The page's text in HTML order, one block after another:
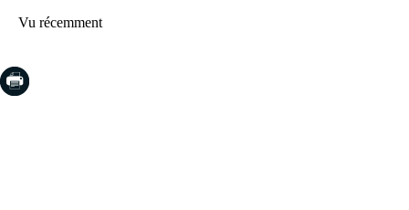
Vu récemment